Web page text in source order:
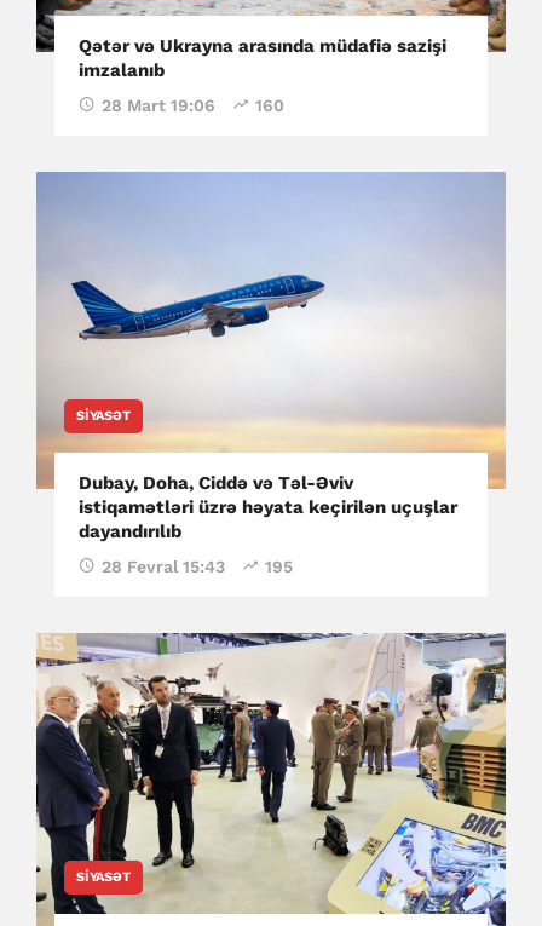
Qətər və Ukrayna arasında müdafiə sazişi
imzalanıb
28 Mart 19:06 160
SIYASƏT
Dubay, Doha, Ciddə və Təl-Əviv
istiqamətləri üzrə həyata keçirilən uçuşlar
dayandırılıb
28 Fevral 15:43 195
SIYASƏT